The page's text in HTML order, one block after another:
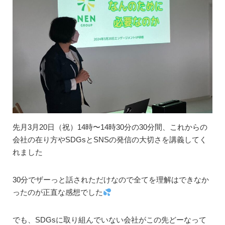
先月3月20日（祝）14時〜14時30分の30分間、これからの
会社の在り方やSDGsとSNSの発信の大切さを講義してく
れました
30分でザーっと話されただけなので全てを理解はできなか
ったのが正直な感想でした
でも、SDGsに取り組んでいない会社がこの先どーなって